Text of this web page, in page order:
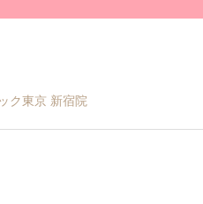
ク東京 新宿院